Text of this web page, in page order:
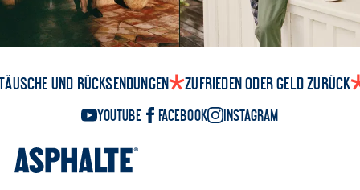
und Rücksendungen Zufrieden oder Geld zurück
YouTube Facebook Instagram